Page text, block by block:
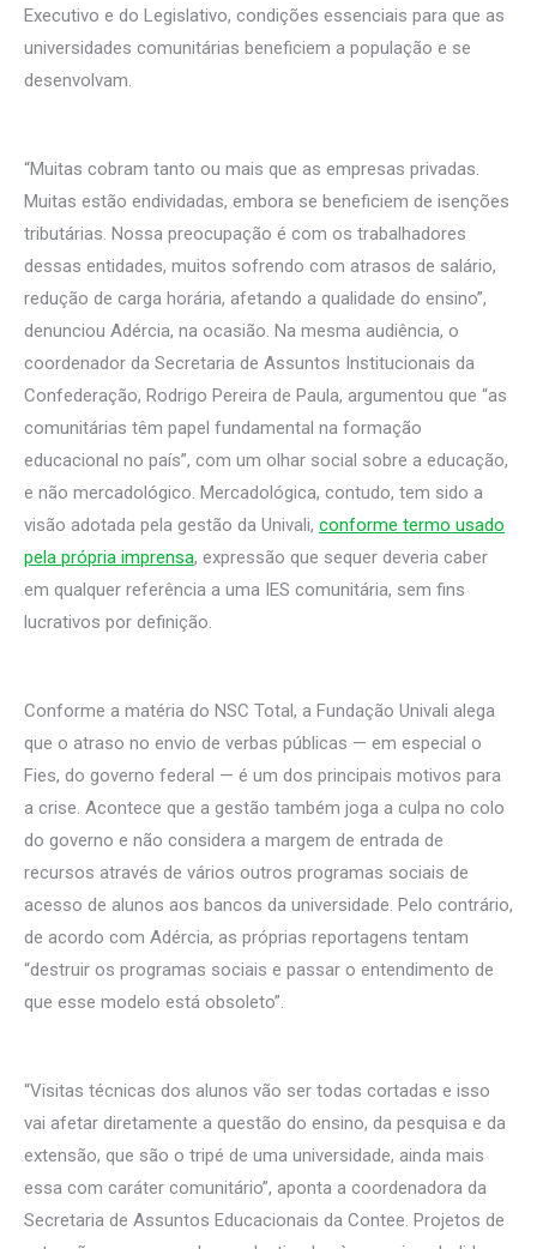
Executivo e do Legislativo, condições essenciais para que as
universidades comunitárias beneficiem a população e se
desenvolvam.
“Muitas cobram tanto ou mais que as empresas privadas.
Muitas estão endividadas, embora se beneficiem de isenções
tributárias. Nossa preocupação é com os trabalhadores
dessas entidades, muitos sofrendo com atrasos de salário,
redução de carga horária, afetando a qualidade do ensino”,
denunciou Adércia, na ocasião. Na mesma audiência, o
coordenador da Secretaria de Assuntos Institucionais da
Confederação, Rodrigo Pereira de Paula, argumentou que “as
comunitárias têm papel fundamental na formação
educacional no país”, com um olhar social sobre a educação,
e não mercadológico. Mercadológica, contudo, tem sido a
visão adotada pela gestão da Univali, conforme termo usado
pela própria imprensa, expressão que sequer deveria caber
em qualquer referência a uma IES comunitária, sem fins
lucrativos por definição.
Conforme a matéria do NSC Total, a Fundação Univali alega
que o atraso no envio de verbas públicas — em especial o
Fies, do governo federal — é um dos principais motivos para
a crise. Acontece que a gestão também joga a culpa no colo
do governo e não considera a margem de entrada de
recursos através de vários outros programas sociais de
acesso de alunos aos bancos da universidade. Pelo contrário,
de acordo com Adércia, as próprias reportagens tentam
“destruir os programas sociais e passar o entendimento de
que esse modelo está obsoleto”.
“Visitas técnicas dos alunos vão ser todas cortadas e isso
vai afetar diretamente a questão do ensino, da pesquisa e da
extensão, que são o tripé de uma universidade, ainda mais
essa com caráter comunitário”, aponta a coordenadora da
Secretaria de Assuntos Educacionais da Contee. Projetos de